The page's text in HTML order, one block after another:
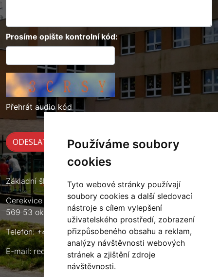
Používáme soubory
cookies
Tyto webové stránky používají
soubory cookies a další sledovací
nástroje s cílem vylepšení
uživatelského prostředí, zobrazení
přizpůsobeného obsahu a reklam,
analýzy návštěvnosti webových
stránek a zjištění zdroje
návštěvnosti.
Prosíme opište kontrolní kód:
Přehrát audio kód
Základní škola Cerekvice nad Loučnou
Cerekvice nad Loučnou 135
569 53 okres Svitavy
Telefon: +420 461 633 140
E-mail:reditel@zscerekvice.cz